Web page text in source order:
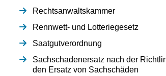
Rechtsanwaltskammer
Rennwett- und Lotteriegesetz
Saatgutverordnung
Sachschadenersatz nach der
den Ersatz von Sachschäden